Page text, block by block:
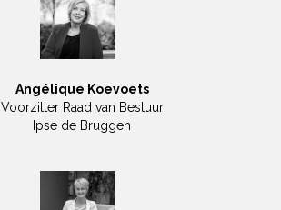
Angélique Koevoets
Voorzitter Raad van Bestuur
Ipse de Bruggen